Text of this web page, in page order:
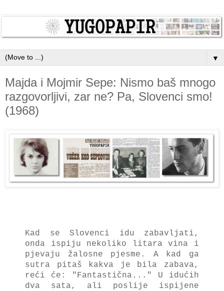
▼
Majda i Mojmir Sepe: Nismo baš mnogo
razgovorljivi, zar ne? Pa, Slovenci smo!
(1968)
Kad se Slovenci idu zabavljati,
onda ispiju nekoliko litara vina i
pjevaju žalosne pjesme. A kad ga
sutra pitaš kakva je bila zabava,
reći će: "Fantastična..." U idućih
dva sata, ali poslije ispijene